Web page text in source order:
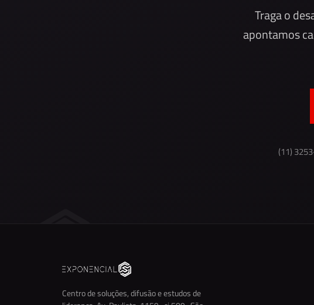
Traga o
apontamos
(11)
Centro de soluções, difusão e estudos de